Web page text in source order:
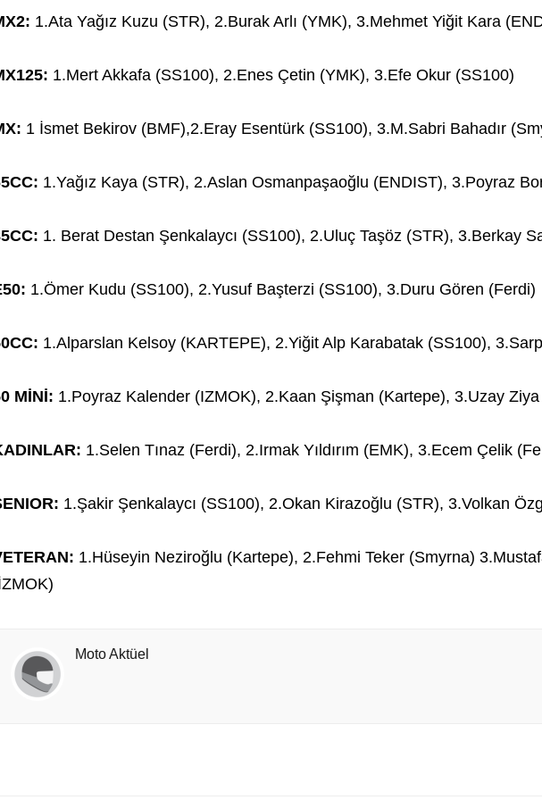
1.Ata Yağız Kuzu (STR), 2.Burak Arlı (YMK), 3.Mehmet Yiğit Kara
1.Mert Akkafa (SS100), 2.Enes Çetin (YMK), 3.Efe Okur (SS100)
1 İsmet Bekirov (BMF),2.Eray Esentürk (SS100), 3.M.Sabri Bahadır
1.Yağız Kaya (STR), 2.Aslan Osmanpaşaoğlu (ENDIST), 3.Poyraz
1. Berat Destan Şenkalaycı (SS100), 2.Uluç Taşöz (STR), 3.Berkay
1.Ömer Kudu (SS100), 2.Yusuf Başterzi (SS100), 3.Duru Gören (Ferdi)
1.Alparslan Kelsoy (KARTEPE), 2.Yiğit Alp Karabatak (SS100),
MİNİ: 1.Poyraz Kalender (IZMOK), 2.Kaan Şişman (Kartepe), 3.Uzay
1.Selen Tınaz (Ferdi), 2.Irmak Yıldırım (EMK), 3.Ecem Çelik
1.Şakir Şenkalaycı (SS100), 2.Okan Kirazoğlu (STR), 3.Volkan
1.Hüseyin Neziroğlu (Kartepe), 2.Fehmi Teker (Smyrna)
Moto Aktüel